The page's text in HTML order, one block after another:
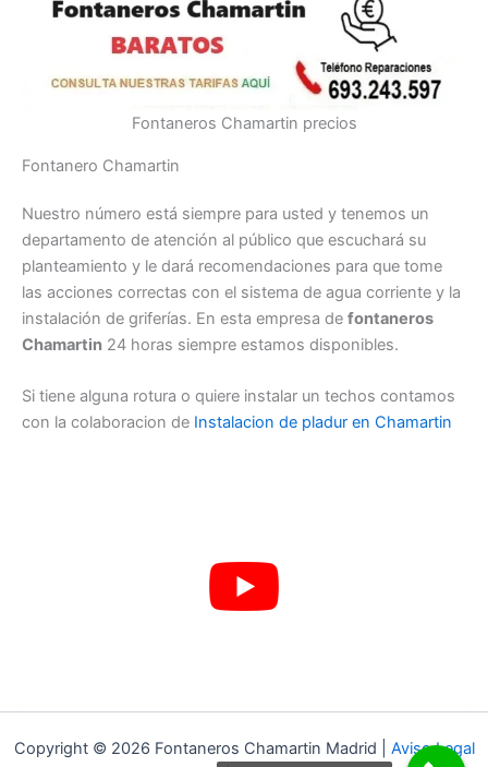
Fontaneros Chamartin precios
Fontanero Chamartin
Nuestro número está siempre para usted y tenemos un
departamento de atención al público que escuchará su
planteamiento y le dará recomendaciones para que tome
las acciones correctas con el sistema de agua corriente y la
instalación de griferías. En esta empresa de fontaneros
Chamartin 24 horas siempre estamos disponibles.
Si tiene alguna rotura o quiere instalar un techos contamos
con la colaboracion de Instalacion de pladur en Chamartin
Copyright © 2026 Fontaneros Chamartin Madrid | Aviso Legal